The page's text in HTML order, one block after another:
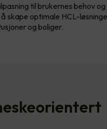
til brukernes behov og
skape optimale HCL-
og boliger.